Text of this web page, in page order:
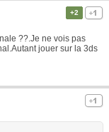
+2
??.Je ne vois pas
jouer sur la 3ds